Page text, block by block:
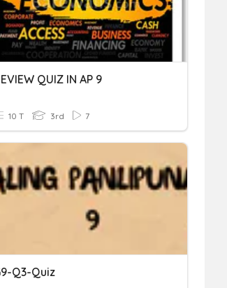
QUIZ IN AP 9
10 T 3rd 7
Q3-Quiz